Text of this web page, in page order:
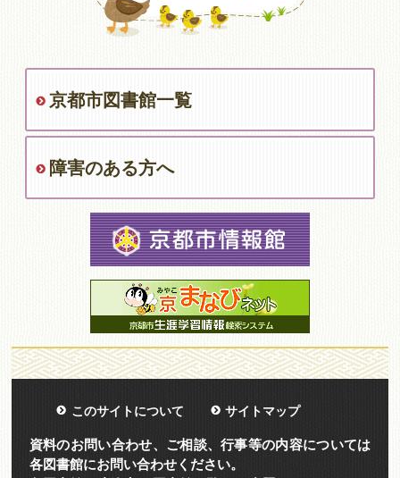
京都市図書館一覧
障害のある方へ
このサイトについて サイトマップ
資料のお問い合わせ、ご相談、行事等の内容については
各図書館にお問い合わせください。